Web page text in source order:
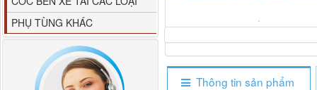
Thông tin sản phẩm
PHỤ TÙNG KHÁC